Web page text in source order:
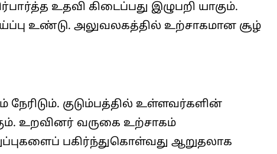
உதவி கிடைப்பது இழுபறி யாகும்.
உண்டு. அலுவலகத்தில் உற்சாகமான சூழ்
குடும்பத்தில் உள்ளவர்களின்
உறவினர் வருகை உற்சாகம்
பகிர்ந்துகொள்வது ஆறுதலாக